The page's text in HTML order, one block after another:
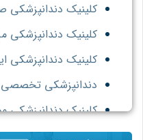
کلینیک
کلینیک دندانپزشکی
کلینیک دندانپزشکی
دندانپزشکی
کلینیک دندانپزشکی